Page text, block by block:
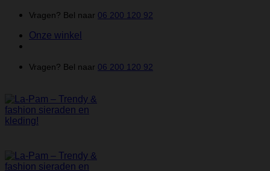
inhoud
Vragen? Bel naar 06 200 120 92
Onze winkel
Vragen? Bel naar 06 200 120 92